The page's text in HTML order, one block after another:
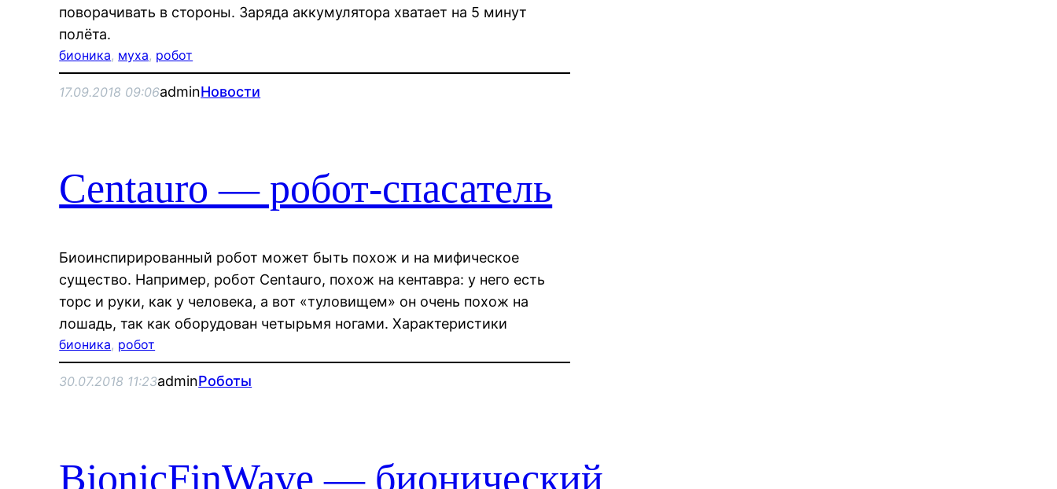
поворачивать в стороны. Заряда аккумулятора хватает на 5 минут
полёта.
бионика, муха, робот
17.09.2018 09:06adminНовости
Centauro — робот-спасатель
Биоинспирированный робот может быть похож и на мифическое
существо. Например, робот Centauro, похож на кентавра: у него есть
торс и руки, как у человека, а вот «туловищем» он очень похож на
лошадь, так как оборудован четырьмя ногами. Характеристики
бионика, робот
30.07.2018 11:23adminРоботы
BionicFinWave — бионический